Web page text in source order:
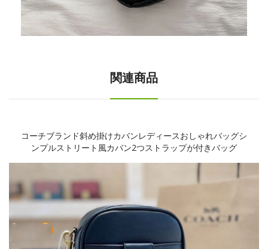
関連商品
コーチブランド斜め掛けカバンレディースおしゃれバッグシ
ンプルストリート風カバン2つストラップが付きバッグ